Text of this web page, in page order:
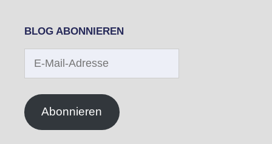
BLOG ABONNIEREN
Abonnieren